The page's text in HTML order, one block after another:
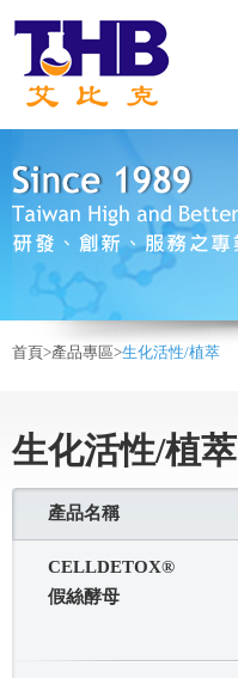
首頁>產品專區>生化活性/植萃
生化活性/植萃
產品名稱
CELLDETOX®
假絲酵母